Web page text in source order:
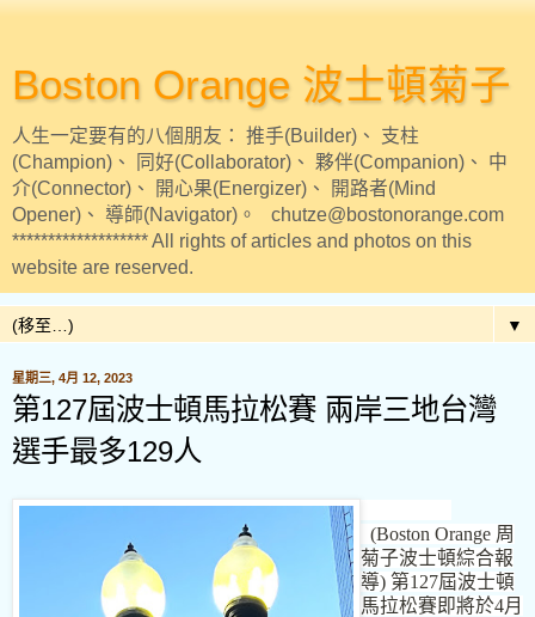
Boston Orange 波士頓菊子
人生一定要有的八個朋友： 推手(Builder)、 支柱
(Champion)、 同好(Collaborator)、 夥伴(Companion)、 中
介(Connector)、 開心果(Energizer)、 開路者(Mind
Opener)、 導師(Navigator)。 chutze@bostonorange.com
******************* All rights of articles and photos on this
website are reserved.
▼
星期三, 4月 12, 2023
第127屆波士頓馬拉松賽 兩岸三地台灣
選手最多129人
(Boston Orange 周
菊子波士頓綜合報
導) 第127屆波士頓
馬拉松賽即將於4月